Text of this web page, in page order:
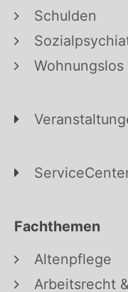
Schulden
Fachthemen
Altenpflege
Arbeitsrecht